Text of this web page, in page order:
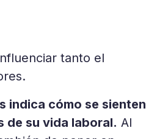
tanto el
indica cómo se sienten
de su vida laboral. Al